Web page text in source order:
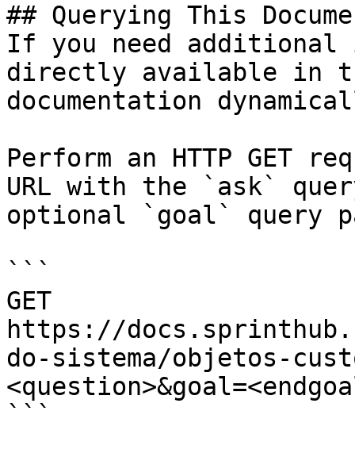
## Querying This
If you need
directly available in
documentation
Perform an HTTP GET
URL with the `ask`
optional `goal` query
```
GET
https://
do-sistema/objetos-
```